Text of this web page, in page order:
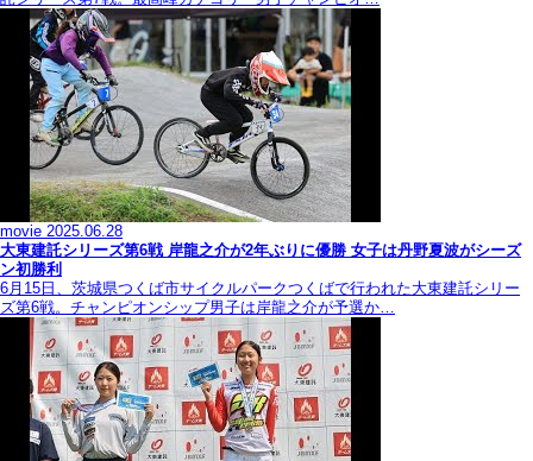
movie 2025.06.28
大東建託シリーズ第6戦 岸龍之介が2年ぶりに優勝 女子は丹野夏波がシーズ
ン初勝利
6月15日、茨城県つくば市サイクルパークつくばで行われた大東建託シリー
ズ第6戦。チャンピオンシップ男子は岸龍之介が予選か…